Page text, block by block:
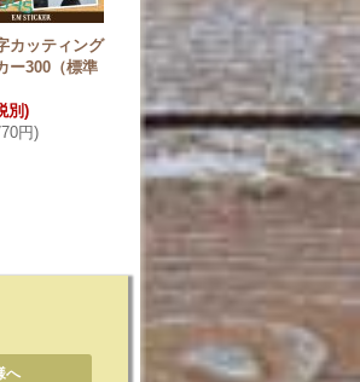
カッティング
ー300（標準
別)
円)
切り文字カッティング
ステッカー900（標準
色）【宅急便発送の
み】
2,400円(税別)
税込: 2,640円)
在庫あり
射
ル
(税
在
へ